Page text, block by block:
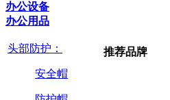
办公设备
办公用品
头部防护：
安全帽
推荐品牌